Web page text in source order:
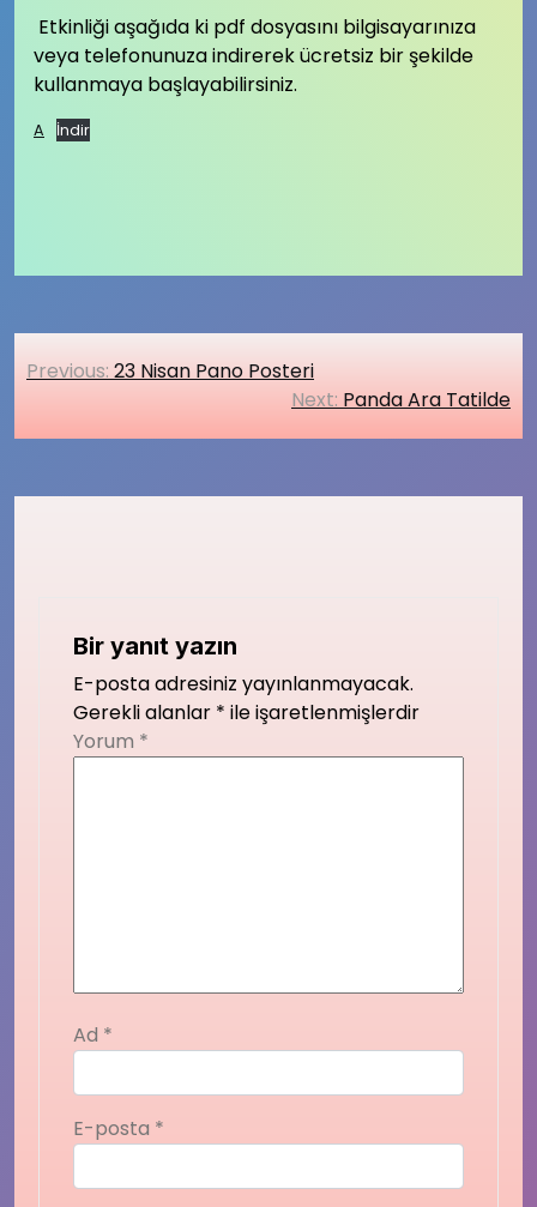
Etkinliği aşağıda ki pdf dosyasını bilgisayarınıza
veya telefonunuza indirerek ücretsiz bir şekilde
kullanmaya başlayabilirsiniz.
A İndir
Yazı
Previous: 23 Nisan Pano Posteri
Next: Panda Ara Tatilde
Bir yanıt yazın
E-posta adresiniz yayınlanmayacak.
Gerekli alanlar * ile işaretlenmişlerdir
Yorum *
Ad *
E-posta *